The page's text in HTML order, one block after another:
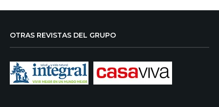
OTRAS REVISTAS DEL GRUPO